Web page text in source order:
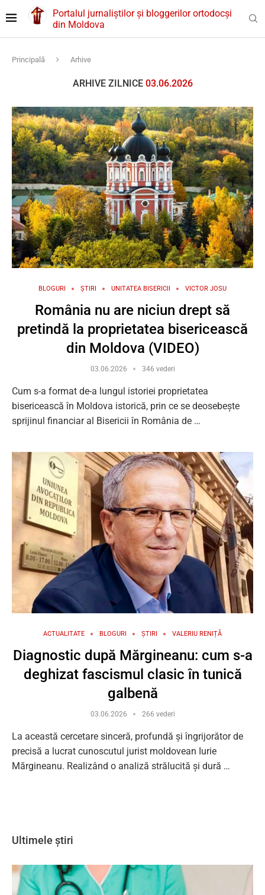
Portalul jurnaliștilor și bloggerilor ortodocși
din Moldova
Principală Arhive
ARHIVE ZILNICE 03.06.2026
BLOGURI ȘTIRI UNITATEA BISERICII VICTOR JOSU
România nu are niciun drept să
pretindă la proprietatea bisericească
din Moldova (VIDEO)
03.06.2026 346 vederi
Cum s-a format de-a lungul istoriei proprietatea
bisericească în Moldova istorică, prin ce se deosebește
sprijinul financiar al Bisericii în România de …
ACTUALITATE BLOGURI ȘTIRI VALERIU RENIȚĂ
Diagnostic după Mărgineanu: cum s-a
deghizat fascismul clasic în tunică
galbenă
03.06.2026 266 vederi
La această cercetare sinceră, profundă și îngrijorător de
precisă a lucrat cunoscutul jurist moldovean Iurie
Mărgineanu. Realizând o analiză strălucită și dură …
Ultimele știri